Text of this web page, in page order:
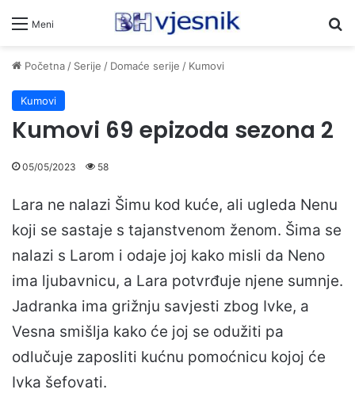
Meni
Početna/ Serije / Domaće serije / Kumovi
Kumovi
Kumovi 69 epizoda sezona 2
05/05/2023 58
Lara ne nalazi Šimu kod kuće, ali ugleda Nenu
koji se sastaje s tajanstvenom ženom. Šima se
nalazi s Larom i odaje joj kako misli da Neno
ima ljubavnicu, a Lara potvrđuje njene sumnje.
Jadranka ima grižnju savjesti zbog Ivke, a
Vesna smišlja kako će joj se odužiti pa
odlučuje zaposliti kućnu pomoćnicu kojoj će
Ivka šefovati.